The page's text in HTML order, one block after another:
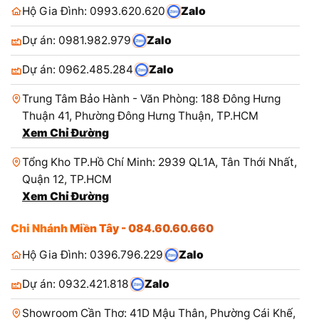
Hộ Gia Đình: 0993.620.620
Zalo
Dự án: 0981.982.979 Zalo
Dự án: 0962.485.284 Zalo
Trung Tâm Bảo Hành - Văn Phòng: 188 Đông Hưng
Thuận 41, Phường Đông Hưng Thuận, TP.HCM
Xem Chỉ Đường
Tổng Kho TP.Hồ Chí Minh: 2939 QL1A, Tân Thới Nhất,
Quận 12, TP.HCM
Xem Chỉ Đường
Chi Nhánh Miền Tây - 084.60.60.660
Hộ Gia Đình: 0396.796.229
Zalo
Dự án: 0932.421.818 Zalo
Showroom Cần Thơ: 41D Mậu Thân, Phường Cái Khế,